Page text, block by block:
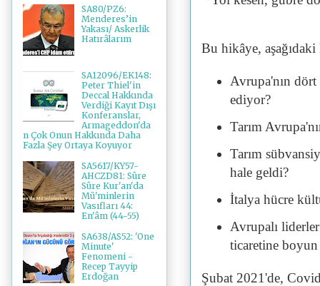
Bu hikâye,
Avrupa'nın
ediyor?
Tarım
Tarım
hale geldi?
İtalya hücre
Avrupalı
ticaretine
Şubat 2021'de,
SA80/PZ6:
Menderes’in
Yakası/ Askerlik
Hatırâlarım
SA12096/EK148:
Peter Thiel'in
Deccal Hakkında
Verdiği Kayıt Dışı
Konferanslar,
Armageddon'da
n Çok Onun Hakkında Daha
Fazla Şey Ortaya Koyuyor
SA5617/KY57-
AHCZD81: Sûre
Sûre Kur'an'da
Mü'minlerin
Vasıfları 44:
En'âm (44-55)
SA638/AS52: 'One
Minute'
Fenomeni -
Recep Tayyip
Erdoğan